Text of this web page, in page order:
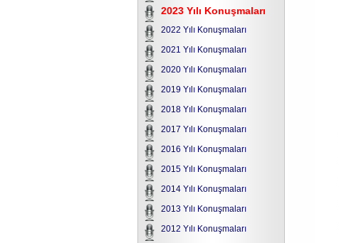
2023 Yılı Konuşmaları
2022 Yılı Konuşmaları
2021 Yılı Konuşmaları
2020 Yılı Konuşmaları
2019 Yılı Konuşmaları
2018 Yılı Konuşmaları
2017 Yılı Konuşmaları
2016 Yılı Konuşmaları
2015 Yılı Konuşmaları
2014 Yılı Konuşmaları
2013 Yılı Konuşmaları
2012 Yılı Konuşmaları